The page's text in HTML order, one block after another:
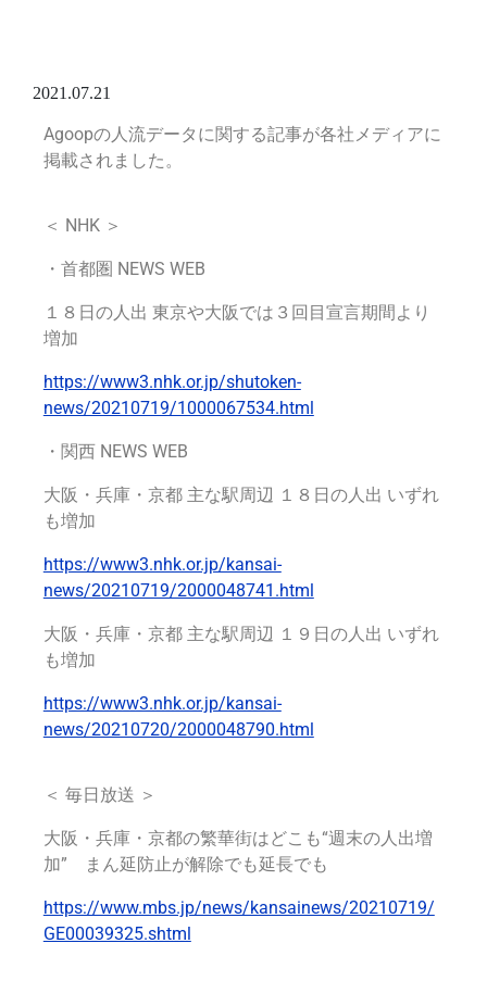
2021.07.21
Agoopの人流データに関する記事が各社メディアに
掲載されました。
＜ NHK＞
・首都圏 NEWS WEB
１８日の人出 東京や大阪では３回目宣言期間より
増加
https://www3.nhk.or.jp/shutoken-
news/20210719/1000067534.html
・関西 NEWS WEB
大阪・兵庫・京都 主な駅周辺 １８日の人出 いずれ
も増加
https://www3.nhk.or.jp/kansai-
news/20210719/2000048741.html
大阪・兵庫・京都 主な駅周辺 １９日の人出 いずれ
も増加
https://www3.nhk.or.jp/kansai-
news/20210720/2000048790.html
＜ 毎日放送 ＞
大阪・兵庫・京都の繁華街はどこも“週末の人出増
加” まん延防止が解除でも延長でも
https://www.mbs.jp/news/kansainews/20210719/
GE00039325.shtml